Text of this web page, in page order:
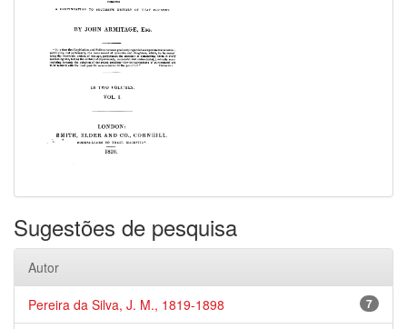
Sugestões de pesquisa
Autor
7
Pereira da Silva, J. M., 1819-1898